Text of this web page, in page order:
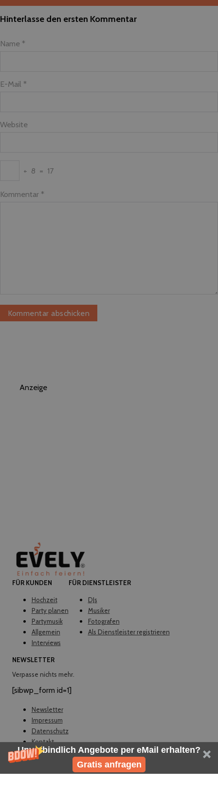
Unverbindlich Angebote per eMail erhalten?
Gratis anfragen
Hinterlasse den ersten Kommentar
Name *
E-Mail *
Website
+ 8 = 17
Kommentar *
Anzeige
FÜR KUNDEN
Hochzeit
Party planen
Partymusik
Allgemein
Interviews
FÜR DIENSTLEISTER
DJs
Musiker
Fotografen
Als Dienstleister registrieren
NEWSLETTER
Verpasse nichts mehr.
[sibwp_form id=1]
© EVELY 2026
Newsletter
Impressum
Datenschutz
Kontakt